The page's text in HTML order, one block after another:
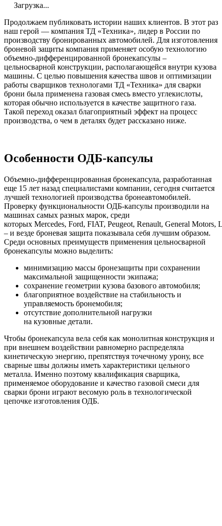
Загрузка...
Продолжаем публиковать истории наших клиентов. В этот раз
наш герой — компания ТД «Техника», лидер в России по
производству бронированных автомобилей. Для изготовления
броневой защиты компания применяет особую технологию
объемно-дифференцированной бронекапсулы –
цельносварной конструкции, располагающейся внутри кузова
машины. С целью повышения качества швов и оптимизации
работы сварщиков технологами ТД «Техника» для сварки
брони была применена газовая смесь вместо углекислоты,
которая обычно используется в качестве защитного газа.
Такой переход оказал благоприятный эффект на процесс
производства, о чем в деталях будет рассказано ниже.
Особенности ОДБ-капсулы
Объемно-дифференцированная бронекапсула, разработанная
еще 15 лет назад специалистами компании, сегодня считается
лучшей технологией производства бронеавтомобилей.
Проверку функциональности ОДБ-капсулы производили на
машинах самых разных марок, среди
которых Mercedes, Ford, FIAT, Peugeot, Renault, General Motors,
– и везде броневая защита показывала себя лучшим образом.
Среди основных преимуществ применения цельносварной
бронекапсулы можно выделить:
минимизацию массы бронезащиты при сохранении
максимальной защищенности экипажа;
сохранение геометрии кузова базового автомобиля;
благоприятное воздействие на стабильность и
управляемость бронемобиля;
отсутствие дополнительной нагрузки
на кузовные детали.
Чтобы бронекапсула вела себя как монолитная конструкция и
при внешнем воздействии равномерно распределяла
кинетическую энергию, препятствуя точечному урону, все
сварные швы должны иметь характеристики цельного
металла. Именно поэтому квалификация сварщика,
применяемое оборудование и качество газовой смеси для
сварки брони играют весомую роль в технологической
цепочке изготовления ОДБ.